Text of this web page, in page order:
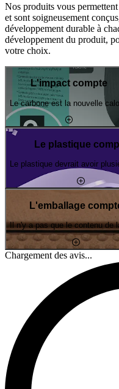
Nos produits vous
et sont soigneusement
développement durable à
développement du produit,
votre choix.
L'impact compte
Le carbone est la nouvelle
Le plastique
Le plastique devrait avoir
L'emballage
Il n'y a pas que le contenu de
Chargement des avis...